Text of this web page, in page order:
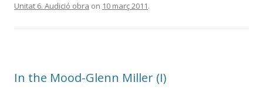
Unitat 6. Audició obra on 10 març 2011.
In the Mood-Glenn Miller (I)